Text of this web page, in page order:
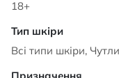
18+
Всі типи шкіри,